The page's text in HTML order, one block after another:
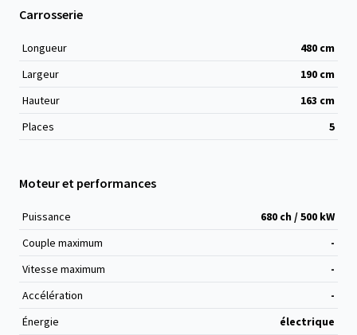
Carrosserie
Longueur 480 cm
Largeur
190 cm
Hauteur
163 cm
Places
5
Moteur et performances
Puissance
680 ch / 500 kW
Couple maximum
-
Vitesse maximum
-
Accélération
-
Énergie
électrique